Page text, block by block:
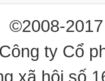
©2008-
ty Cổ
xã hội số